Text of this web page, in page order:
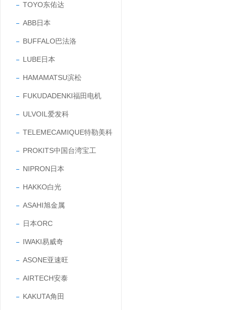
TOYO东佑达
ABB日本
BUFFALO巴法洛
LUBE日本
HAMAMATSU滨松
FUKUDADENKI福田电机
ULVOIL爱发科
TELEMECAMIQUE特勒美科
PROKITS中国台湾宝工
NIPRON日本
HAKKO白光
ASAHI旭金属
日本ORC
IWAKI易威奇
ASONE亚速旺
AIRTECH安泰
KAKUTA角田